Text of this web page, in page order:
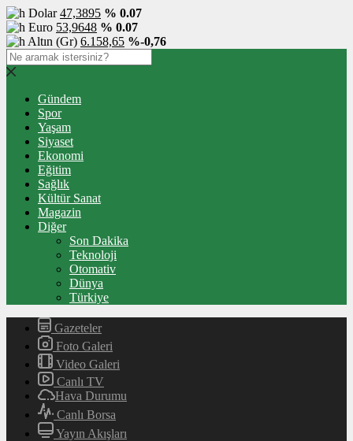
Dolar47,3895 % 0.07
Euro 53,9648 % 0.07
Altın (Gr) 6.158,65 %-0,76
Gündem
Spor
Yaşam
Siyaset
Ekonomi
Eğitim
Sağlık
Kültür Sanat
Magazin
Diğer
Son Dakika
Teknoloji
Otomativ
Dünya
Türkiye
Gazeteler
Foto Galeri
Video Galeri
Canlı TV
Hava Durumu
Canlı Borsa
Yayın Akışları